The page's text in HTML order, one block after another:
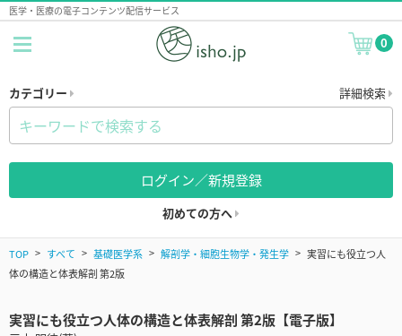
医学・医療の電子コンテンツ配信サービス
0
カテゴリー 詳細検索
ログイン／新規登録
初めての方へ
TOP すべて 基礎医学系 解剖学・細胞生物学・発生学
実習にも役立つ人
体の構造と体表解剖 第2版
実習にも役立つ人体の構造と体表解剖 第2版【電子版】